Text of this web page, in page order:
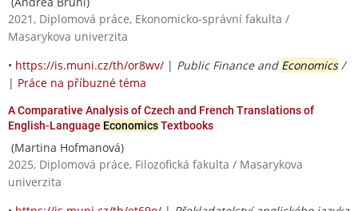
2021, Diplomová práce, Ekonomicko-správní fakulta /
Masarykova univerzita
• https://is.muni.cz/th/or8wv/ | Public Finance and Economics/
| Práce na příbuzné téma
A Comparative Analysis of Czech and French Translations of
English-Language EconomicsTextbooks
(Martina Hofmanová)
2025, Diplomová práce, Filozofická fakulta / Masarykova
univerzita